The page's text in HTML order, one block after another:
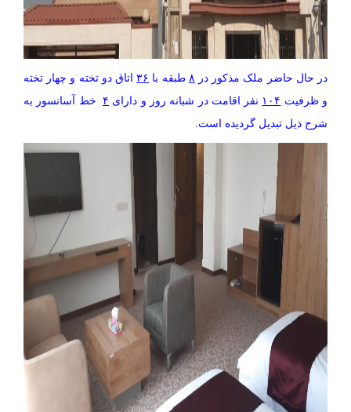
در حال حاضر ملک مذکور در ۸ طبقه با ۳۶اتاق دو تخته و چهار تخته
و ظرفیت ۱۰۴ نفر اقامت در شبانه روز و دارای ۴خط آسانسور به
شرح ذیل تبدیل گردیده است.